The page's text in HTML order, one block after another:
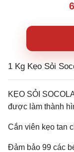
1 Kg Kẹo Sỏi
KẸO SỎI
được làm thành
Cắn viên kẹo tan
Đảm bảo 99 các